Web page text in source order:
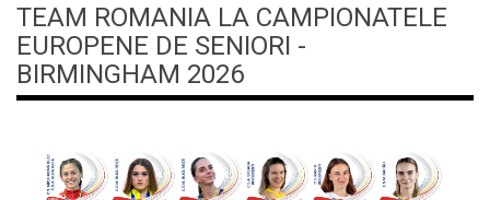
TEAM ROMANIA LA CAMPIONATELE
EUROPENE DE SENIORI -
BIRMINGHAM 2026